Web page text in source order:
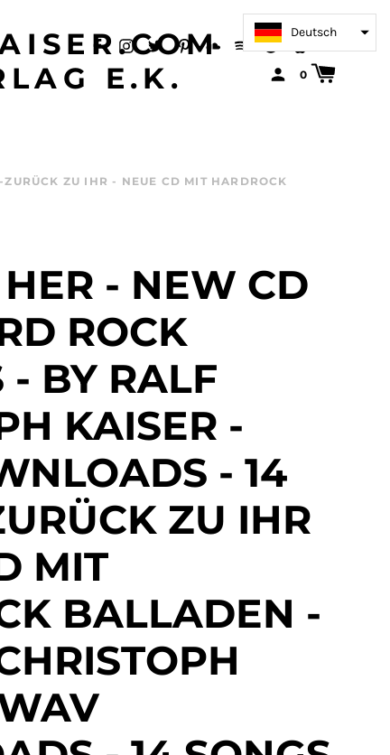
E.K.
0
ZU IHR - NEUE CD MIT HARDROCK
- NEW CD
ROCK
BY RALF
KAISER -
- 14
ZU IHR
MIT
BALLADEN -
Deutsch